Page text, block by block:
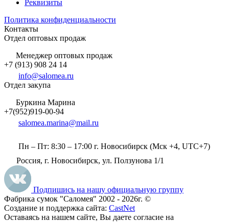
Реквизиты
Политика конфиденциальности
Контакты
Отдел оптовых продаж
Менеджер оптовых продаж
+7 (913) 908 24 14
info@salomea.ru
Отдел закупа
Буркина Марина
+7(952)919-00-94
salomea.marina@mail.ru
Пн – Пт: 8:30 – 17:00 г. Новосибирск (Мск +4, UTC+7)
Россия, г. Новосибирск, ул. Ползунова 1/1
Подпишись на нашу официальную группу
Фабрика сумок "Саломея" 2002 - 2026г. ©
Создание и поддержка сайта: CastNet
Оставаясь на нашем сайте, Вы даете согласие на